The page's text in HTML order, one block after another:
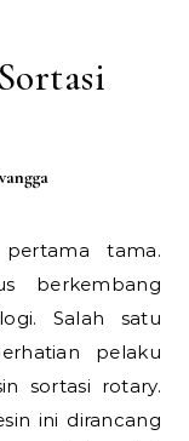
berkembang
Salah satu
pelaku
sortasi rotary.
ini dirancang